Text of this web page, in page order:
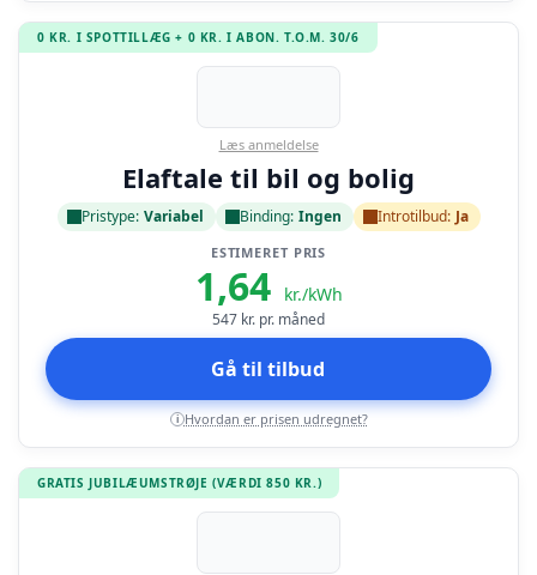
0 KR. I SPOTTILLÆG + 0 KR. I ABON. T.O.M. 30/6
Læs anmeldelse
Elaftale til bil og bolig
Pristype: Variabel Binding: Ingen Introtilbud: Ja
ESTIMERET PRIS
1,64 kr./kWh
547 kr. pr. måned
Gå til tilbud
i Hvordan er prisen udregnet?
GRATIS JUBILÆUMSTRØJE (VÆRDI 850 KR.)